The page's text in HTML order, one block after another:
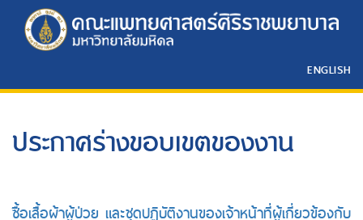
ENGLISH
ประกาศร่างขอบเขตของงาน
ซื้อเสื้อผ้าผู้ป่วย และชุดปฏิบัติงานของเจ้าหน้าที่ผู้เกี่ยวข้องกับ